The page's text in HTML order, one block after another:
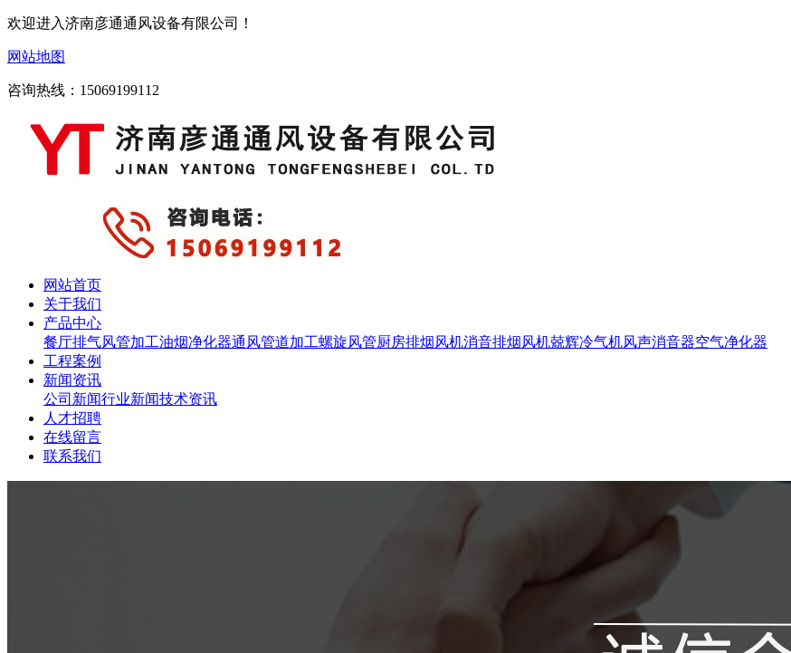
欢迎进入济南彦通通风设备有限公司！
网站地图
咨询热线：15069199112
网站首页
关于我们
产品中心
餐厅排气风管加工油烟净化器通风管道加工螺旋风管厨房排烟风机消音排烟风机兢辉冷气机风声消音器空气净化器
工程案例
新闻资讯
公司新闻行业新闻技术资讯
人才招聘
在线留言
联系我们